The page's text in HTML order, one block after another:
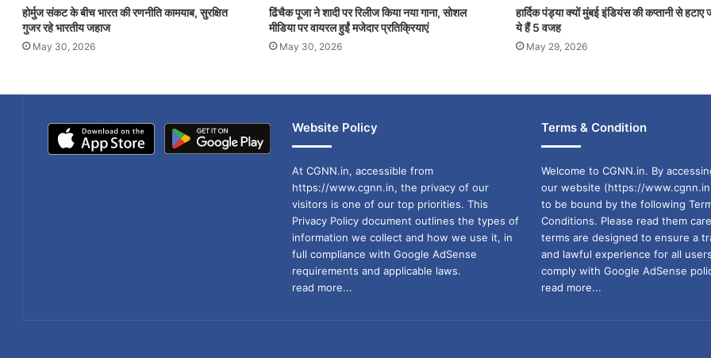
होर्मुज संकट के बीच भारत की रणनीति कामयाब, सुरक्षित
गुजर रहे भारतीय जहाज
May 30, 2026
ढिंचैक पूजा ने शादी पर रिलीज किया नया गाना, सोशल
मीडिया पर वायरल हुईं मजेदार प्रतिक्रियाएं
May 30, 2026
हार्दिक पंड्या क्यों मुंबई इंडियंस की कप्तानी से हटाए
ये हैं 5 वजह
May 29, 2026
Website Policy
At CGNN.in, accessible from
https://www.cgnn.in, the privacy of our
visitors is one of our top priorities. This
Privacy Policy document outlines the types of
information we collect and how we use it, in
full compliance with Google AdSense
requirements and applicable laws.
read more...
Terms & Condition
Welcome to CGNN.in. By
our website (https://
to be bound by the following
Conditions. Please read them
terms are designed to ensure a
and lawful experience for all
comply with Google AdSense
read more...